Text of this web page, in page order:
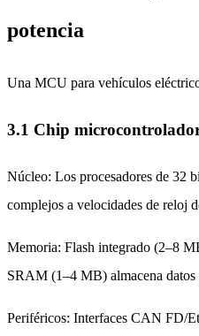
potencia
Una MCU para vehículos
3.1 Chip
Núcleo: Los procesadores de 32
complejos a velocidades de reloj
Memoria: Flash integrado (2–8
SRAM (1–4 MB) almacena datos
Periféricos: Interfaces CAN FD/